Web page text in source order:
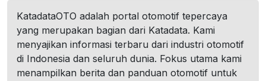
KatadataOTO adalah portal otomotif tepercaya
yang merupakan bagian dari Katadata. Kami
menyajikan informasi terbaru dari industri otomotif
di Indonesia dan seluruh dunia. Fokus utama kami
menampilkan berita dan panduan otomotif untuk